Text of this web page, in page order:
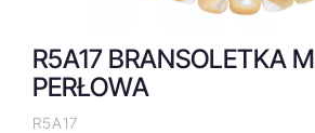
R5A17 BRANSOLETKA
PERŁOWA
R5A17